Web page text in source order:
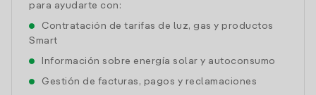
para ayudarte con:
Contratación de tarifas de luz, gas y productos
Smart
Información sobre energía solar y autoconsumo
Gestión de facturas, pagos y reclamaciones